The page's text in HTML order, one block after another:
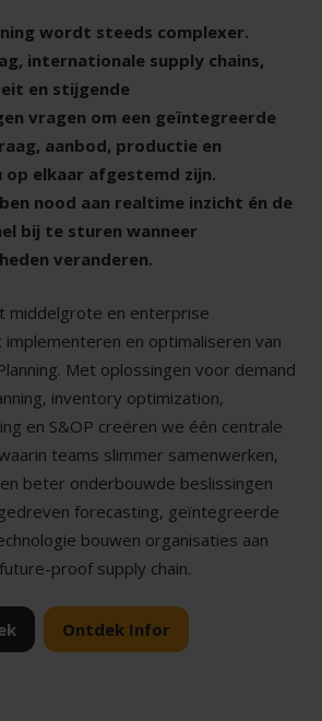
wordt steeds complexer.
internationale supply chains,
en stijgende
vragen om een geïntegreerde
aanbod, productie en
elkaar afgestemd zijn.
nood aan realtime inzicht én de
bij te sturen wanneer
veranderen.
middelgrote en enterprise
en optimaliseren van
Met oplossingen voor demand
inventory optimization,
en S&OP creëren we één centrale
teams slimmer samenwerken,
beter onderbouwde beslissingen
forecasting, geïntegreerde
bouwen organisaties aan
proof supply chain.
Ontdek Infor